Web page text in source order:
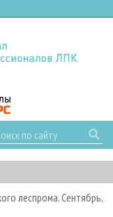
леспрома. Сентябрь,